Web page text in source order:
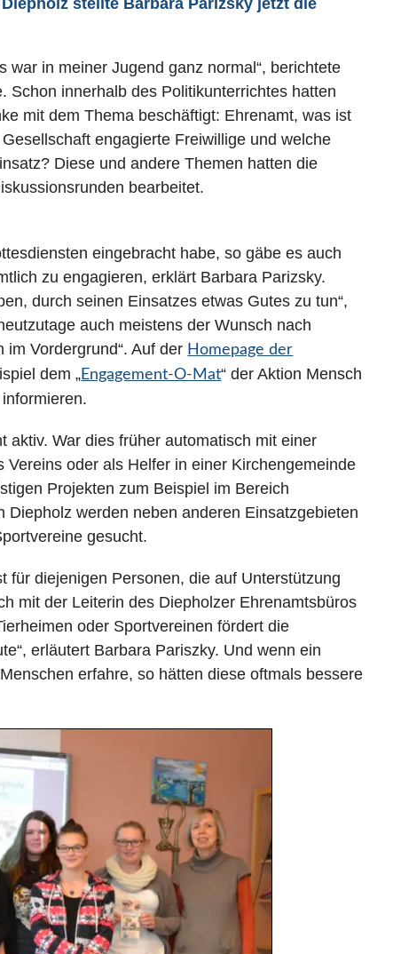
stellte Barbara Parizsky jetzt die
war in meiner Jugend ganz normal“, berichtete
Schon innerhalb des Politikunterrichtes hatten
mit dem Thema beschäftigt: Ehrenamt, was ist
engagierte Freiwillige und welche
Diese und andere Themen hatten die
bearbeitet.
eingebracht habe, so gäbe es auch
zu engagieren, erklärt Barbara Parizsky.
durch seinen Einsatzes etwas Gutes zu tun“,
auch meistens der Wunsch nach
Vordergrund“. Auf der Homepage der
dem „Engagement-O-Mat“ der Aktion Mensch
aktiv. War dies früher automatisch mit einer
oder als Helfer in einer Kirchengemeinde
Projekten zum Beispiel im Bereich
werden neben anderen Einsatzgebieten
gesucht.
für diejenigen Personen, die auf Unterstützung
mit der Leiterin des Diepholzer Ehrenamtsbüros
oder Sportvereinen fördert die
erläutert Barbara Pariszky. Und wenn ein
erfahre, so hätten diese oftmals bessere